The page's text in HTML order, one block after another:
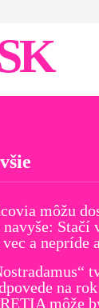
môžu
navyše: Stačí
a nepríde
na
môže